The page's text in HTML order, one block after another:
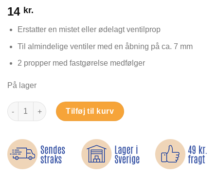
14 kr.
Erstatter en mistet eller ødelagt ventilprop
Til almindelige ventiler med en åbning på ca. 7 mm
2 propper med fastgørelse medfølger
På lager
Reserveprop til badeboldventil – 2-pak antal
Tilføj til kurv